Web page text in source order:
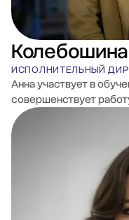
ИСПОЛНИТЕЛЬНЫЙ
Анна участвует в
совершенствует